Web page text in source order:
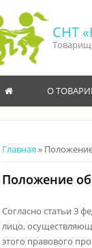
СНТ
ГЛАВНАЯ
О
Вы здесь
Главная »
Положение
Согласно статьи 3
лицо,
этого правового